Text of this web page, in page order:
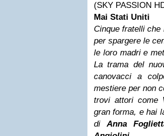
(SKY PASSION
Mai Stati Uniti
Cinque fratelli
per spargere le
le loro madri e
La trama del
canovacci a
mestiere per non
trovi attori come
gran forma, e hai
diAnna